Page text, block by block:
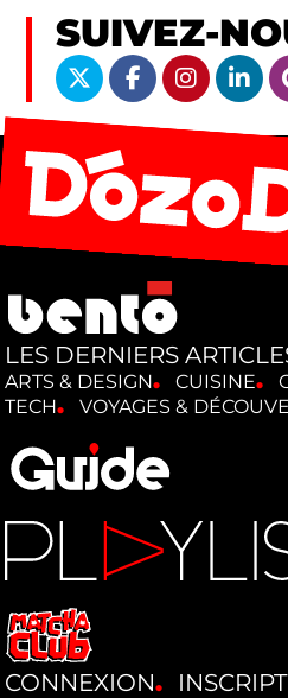
SUIVEZ-
LES DERNIERS
ARTS & DESIGN CUISINE
TECH
VOYAGES &
CONNEXION